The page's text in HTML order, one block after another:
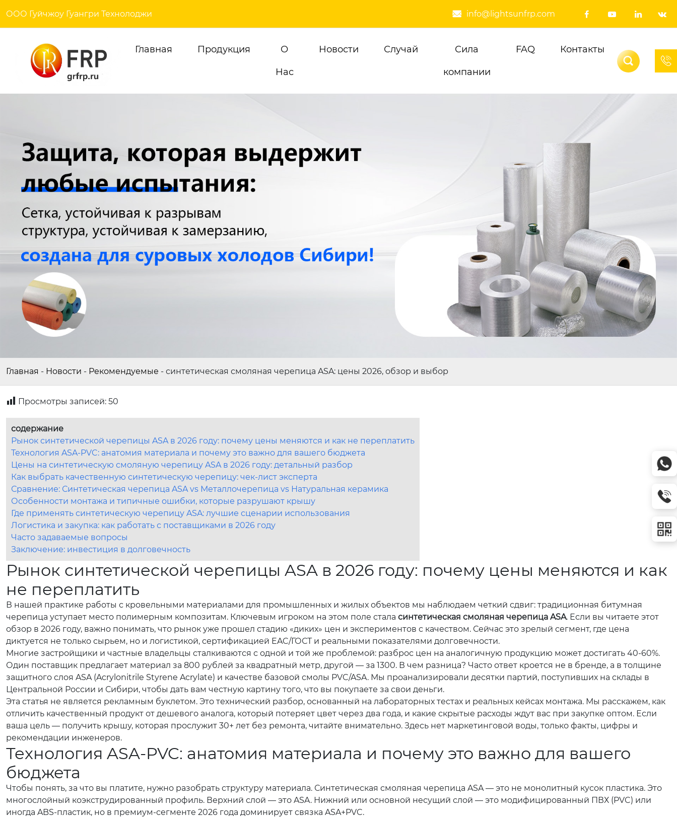
ООО Гуйчжоу Гуангри Технолоджи  info@lightsunfrp.com    
Главная Продукция О
Hас
Новости Случай Сила
компании
FAQ
Контакты


Главная - Новости - Рекомендуемые - синтетическая смоляная черепица ASA: цены 2026, обзор и выбор
Просмотры записей: 50
содержание
Рынок синтетической черепицы ASA в 2026 году: почему цены меняются и как не переплатить
Технология ASA-PVC: анатомия материала и почему это важно для вашего бюджета
Цены на синтетическую смоляную черепицу ASA в 2026 году: детальный разбор
Как выбрать качественную синтетическую черепицу: чек-лист эксперта
Сравнение: Синтетическая черепица ASA vs Металлочерепица vs Натуральная керамика
Особенности монтажа и типичные ошибки, которые разрушают крышу
Где применять синтетическую черепицу ASA: лучшие сценарии использования
Логистика и закупка: как работать с поставщиками в 2026 году
Часто задаваемые вопросы
Заключение: инвестиция в долговечность
Рынок синтетической черепицы ASA в 2026 году: почему цены меняются и как
не переплатить
В нашей практике работы с кровельными материалами для промышленных и жилых объектов мы наблюдаем четкий сдвиг: традиционная битумная
черепица уступает место полимерным композитам. Ключевым игроком на этом поле стала синтетическая смоляная черепица ASA. Если вы читаете этот
обзор в 2026 году, важно понимать, что рынок уже прошел стадию «диких» цен и экспериментов с качеством. Сейчас это зрелый сегмент, где цена
диктуется не только сырьем, но и логистикой, сертификацией EAC/ГОСТ и реальными показателями долговечности.
Многие застройщики и частные владельцы сталкиваются с одной и той же проблемой: разброс цен на аналогичную продукцию может достигать 40-60%.
Один поставщик предлагает материал за 800 рублей за квадратный метр, другой — за 1300. В чем разница? Часто ответ кроется не в бренде, а в толщине
защитного слоя ASA (Acrylonitrile Styrene Acrylate) и качестве базовой смолы PVC/ASA. Мы проанализировали десятки партий, поступивших на склады в
Центральной России и Сибири, чтобы дать вам честную картину того, что вы покупаете за свои деньги.
Эта статья не является рекламным буклетом. Это технический разбор, основанный на лабораторных тестах и реальных кейсах монтажа. Мы расскажем, как
отличить качественный продукт от дешевого аналога, который потеряет цвет через два года, и какие скрытые расходы ждут вас при закупке оптом. Если
ваша цель — получить крышу, которая прослужит 30+ лет без ремонта, читайте внимательно. Здесь нет маркетинговой воды, только факты, цифры и
рекомендации инженеров.
Технология ASA-PVC: анатомия материала и почему это важно для вашего
бюджета
Чтобы понять, за что вы платите, нужно разобрать структуру материала. Синтетическая смоляная черепица ASA — это не монолитный кусок пластика. Это
многослойный коэкструдированный профиль. Верхний слой — это ASA. Нижний или основной несущий слой — это модифицированный ПВХ (PVC) или
иногда ABS-пластик, но в премиум-сегменте 2026 года доминирует связка ASA+PVC.